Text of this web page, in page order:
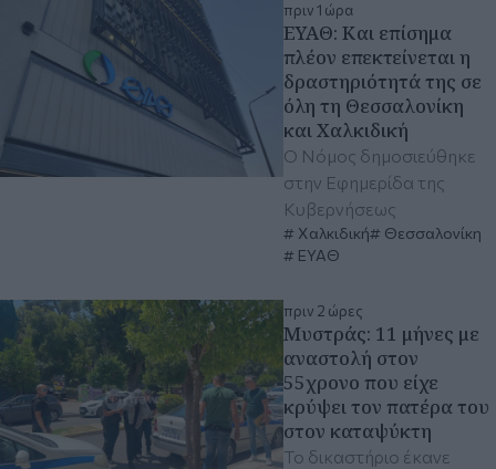
πριν 1 ώρα
ΕΥΑΘ: Και επίσημα
πλέον επεκτείνεται η
δραστηριότητά της σε
όλη τη Θεσσαλονίκη
και Χαλκιδική
O Νόμος δημοσιεύθηκε
στην Εφημερίδα της
Κυβερνήσεως
Χαλκιδική
Θεσσαλονίκη
ΕΥΑΘ
πριν 2 ώρες
Μυστράς: 11 μήνες με
αναστολή στον
55χρονο που είχε
κρύψει τον πατέρα του
στον καταψύκτη
Το δικαστήριο έκανε